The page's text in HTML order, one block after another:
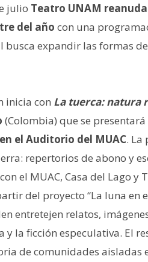
julio Teatro UNAM
del año con una
busca expandir las formas
inicia con La tuerca: natura
(Colombia) que se presentará
el Auditorio del MUAC. La
repertorios de abono y
el MUAC, Casa del Lago
del proyecto “La luna en
entretejen relatos,
y la ficción especulativa. El
de comunidades aisladas